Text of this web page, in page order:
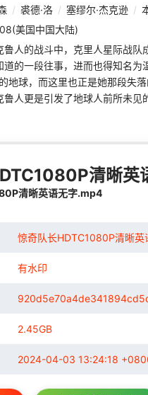
/ 裘德·洛 / 塞缪尔·杰克逊 /
美国中国大陆)
鲁人的战斗中，克里人星际战
道的一段往事，进而也得知名
地球，而这里也正是她那段失
鲁人更是引发了地球人前所未见
清晰
清晰英语无字.mp4
惊奇队长HDTC1080P清晰
有水印
2.45GB
2024-04-03 13:24:18